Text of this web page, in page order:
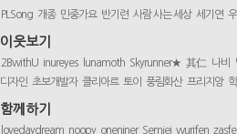
PLSong 개종 민중가요 반기련 사람 사는 세상 세기연
이웃보기
2BwithU inureyes lunamoth Skyrunner★ 其仁 나비
디자인 초보개발자 클리아르 토이 풍림화산 프리지앙
함께하기
lovedaydream noopy oneniner Semjei wurifen zasfe